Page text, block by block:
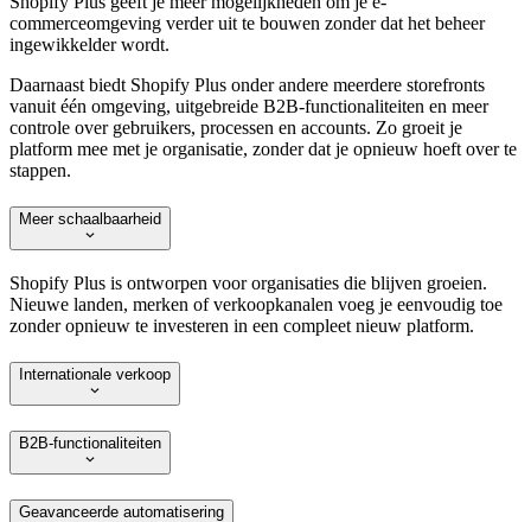
commerceomgeving verder uit te bouwen zonder dat het beheer
ingewikkelder wordt.
Daarnaast biedt Shopify Plus onder andere meerdere storefronts
vanuit één omgeving, uitgebreide B2B-functionaliteiten en meer
controle over gebruikers, processen en accounts. Zo groeit je
platform mee met je organisatie, zonder dat je opnieuw hoeft over te
stappen.
Meer schaalbaarheid
Shopify Plus is ontworpen voor organisaties die blijven groeien.
Nieuwe landen, merken of verkoopkanalen voeg je eenvoudig toe
zonder opnieuw te investeren in een compleet nieuw platform.
Internationale verkoop
B2B-functionaliteiten
Geavanceerde automatisering